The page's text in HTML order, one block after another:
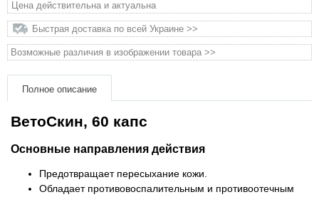
Цена действительна и актуальна
Быстрая доставка по всей Украине >>
Возможные различия в изображении товара >>
Полное описание
ВетоСкин, 60 капс
Основные направления действия
Предотвращает пересыхание кожи.
Обладает противовоспалительным и противоотечным
Товары для голубей
Товары для людей
Хозряд - хозтовары оптом